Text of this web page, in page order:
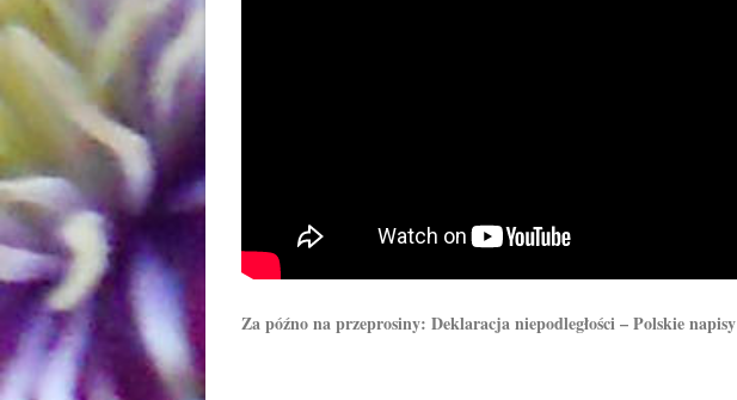
Za późno na przeprosiny: Deklaracja niepodległości – Polskie napisy